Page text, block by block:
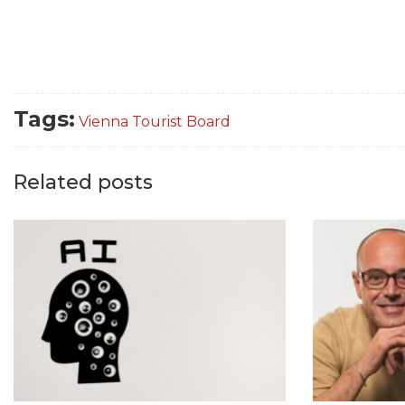
Tags: Vienna Tourist Board
Related posts